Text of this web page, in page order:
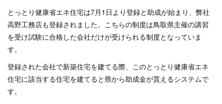
とっとり健康省エネ住宅は7月1日より登録と助成が始まり、弊社
高野工務店も登録されました。こちらの制度は鳥取県主催の講習
を受け試験に合格した会社だけが受けられる制度となっていま
す。
登録された会社で新築住宅を建てる際、このとっとり健康省エネ
住宅に該当する住宅を建てると県から助成金が貰えるシステムで
す。